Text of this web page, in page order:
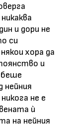
и дори не
си
хора да
и
беше
нейния
не е
ѝ
на нейния